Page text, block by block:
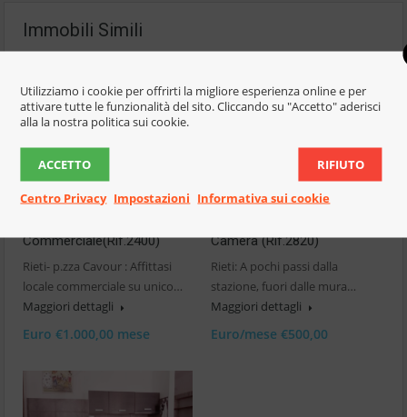
Immobili Simili
Rieti-P.zza Cavour:Affitto
Commerciale(Rif.2400)
Rieti- p.zza Cavour : Affittasi
locale commerciale su unico…
Maggiori dettagli
Euro €1.000,00 mese
Rieti-Zona Stazione:
Camera (Rif.2820)
Rieti: A pochi passi dalla
stazione, fuori dalle mura…
Maggiori dettagli
Euro/mese €500,00
Utilizziamo i cookie per offrirti la migliore esperienza online e per
attivare tutte le funzionalità del sito. Cliccando su "Accetto" aderisci
alla la nostra politica sui cookie.
ACCETTO RIFIUTO
Centro Privacy Impostazioni Informativa sui cookie